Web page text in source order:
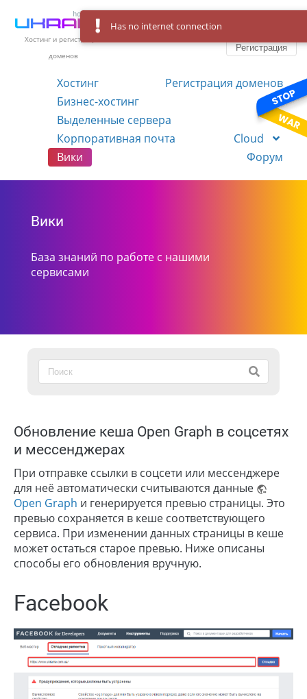
Хостинг и регистрация
доменов
Регистрация
Хостинг
Регистрация доменов
Бизнес-хостинг
VPS
Выделенные сервера
Корпоративная почта
Cloud
Вики
Форум
Вики
База знаний по работе с нашими
сервисами
Обновление кеша Open Graph в соцсетях
и мессенджерах
При отправке ссылки в соцсети или мессенджере
для неё автоматически считываются данные
Open Graph и генерируется превью страницы. Это
превью сохраняется в кеше соответствующего
сервиса. При изменении данных страницы в кеше
может остаться старое превью. Ниже описаны
способы его обновления вручную.
Facebook
Has no internet connection